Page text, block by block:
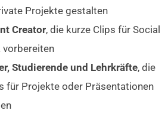
Projekte gestalten
Creator, die kurze Clips für Social
vorbereiten
Studierende und Lehrkräfte, die
für Projekte oder Präsentationen